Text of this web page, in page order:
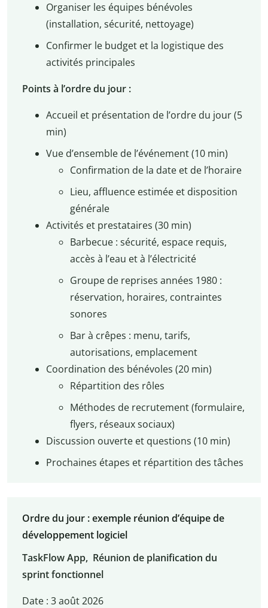
Organiser les équipes bénévoles
(installation, sécurité, nettoyage)
Confirmer le budget et la logistique des
activités principales
Points à l’ordre du jour :
Accueil et présentation de l’ordre du jour (5
min)
Vue d’ensemble de l’événement (10 min)
Confirmation de la date et de l’horaire
Lieu, affluence estimée et disposition
générale
Activités et prestataires (30 min)
Barbecue : sécurité, espace requis,
accès à l’eau et à l’électricité
Groupe de reprises années 1980 :
réservation, horaires, contraintes
sonores
Bar à crêpes : menu, tarifs,
autorisations, emplacement
Coordination des bénévoles (20 min)
Répartition des rôles
Méthodes de recrutement (formulaire,
flyers, réseaux sociaux)
Discussion ouverte et questions (10 min)
Prochaines étapes et répartition des tâches
Ordre du jour : exemple réunion d’équipe de
développement logiciel
TaskFlow App, Réunion de planification du
sprint fonctionnel
Date : 3 août 2026